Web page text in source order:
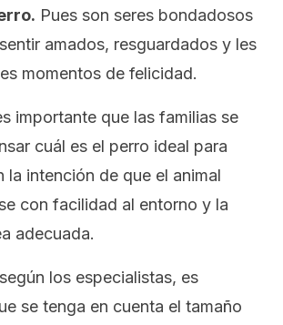
Pues son seres bondadosos
amados, resguardados y les
momentos de felicidad.
importante que las familias se
cuál es el perro ideal para
la intención de que el animal
con facilidad al entorno y la
adecuada.
los especialistas, es
se tenga en cuenta el tamaño